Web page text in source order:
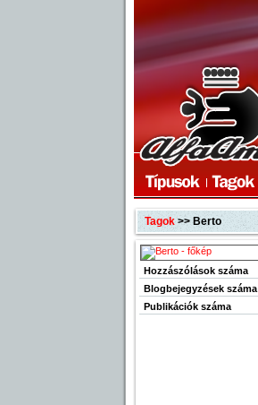
Tagok>> Berto
Hozzászólások száma
Blogbejegyzések száma
Publikációk száma